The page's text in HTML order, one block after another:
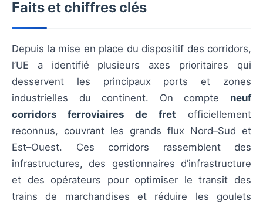
Faits et chiffres clés
Depuis la mise en place du dispositif des corridors,
l’UE a identifié plusieurs axes prioritaires qui
desservent les principaux ports et zones
industrielles du continent. On compte neuf
corridors ferroviaires de fret officiellement
reconnus, couvrant les grands flux Nord–Sud et
Est–Ouest. Ces corridors rassemblent des
infrastructures, des gestionnaires d’infrastructure
et des opérateurs pour optimiser le transit des
trains de marchandises et réduire les goulets